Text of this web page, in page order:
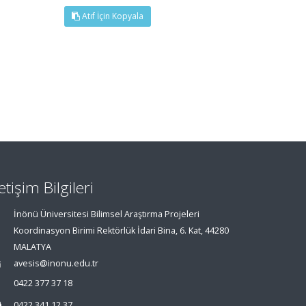
Atıf İçin Kopyala
Bilgileri
İnönü Üniversitesi Bilimsel Araştırma Projeleri
Koordinasyon Birimi Rektörlük İdari Bina, 6. Kat, 44280
MALATYA
avesis@inonu.edu.tr
0422 377 37 18